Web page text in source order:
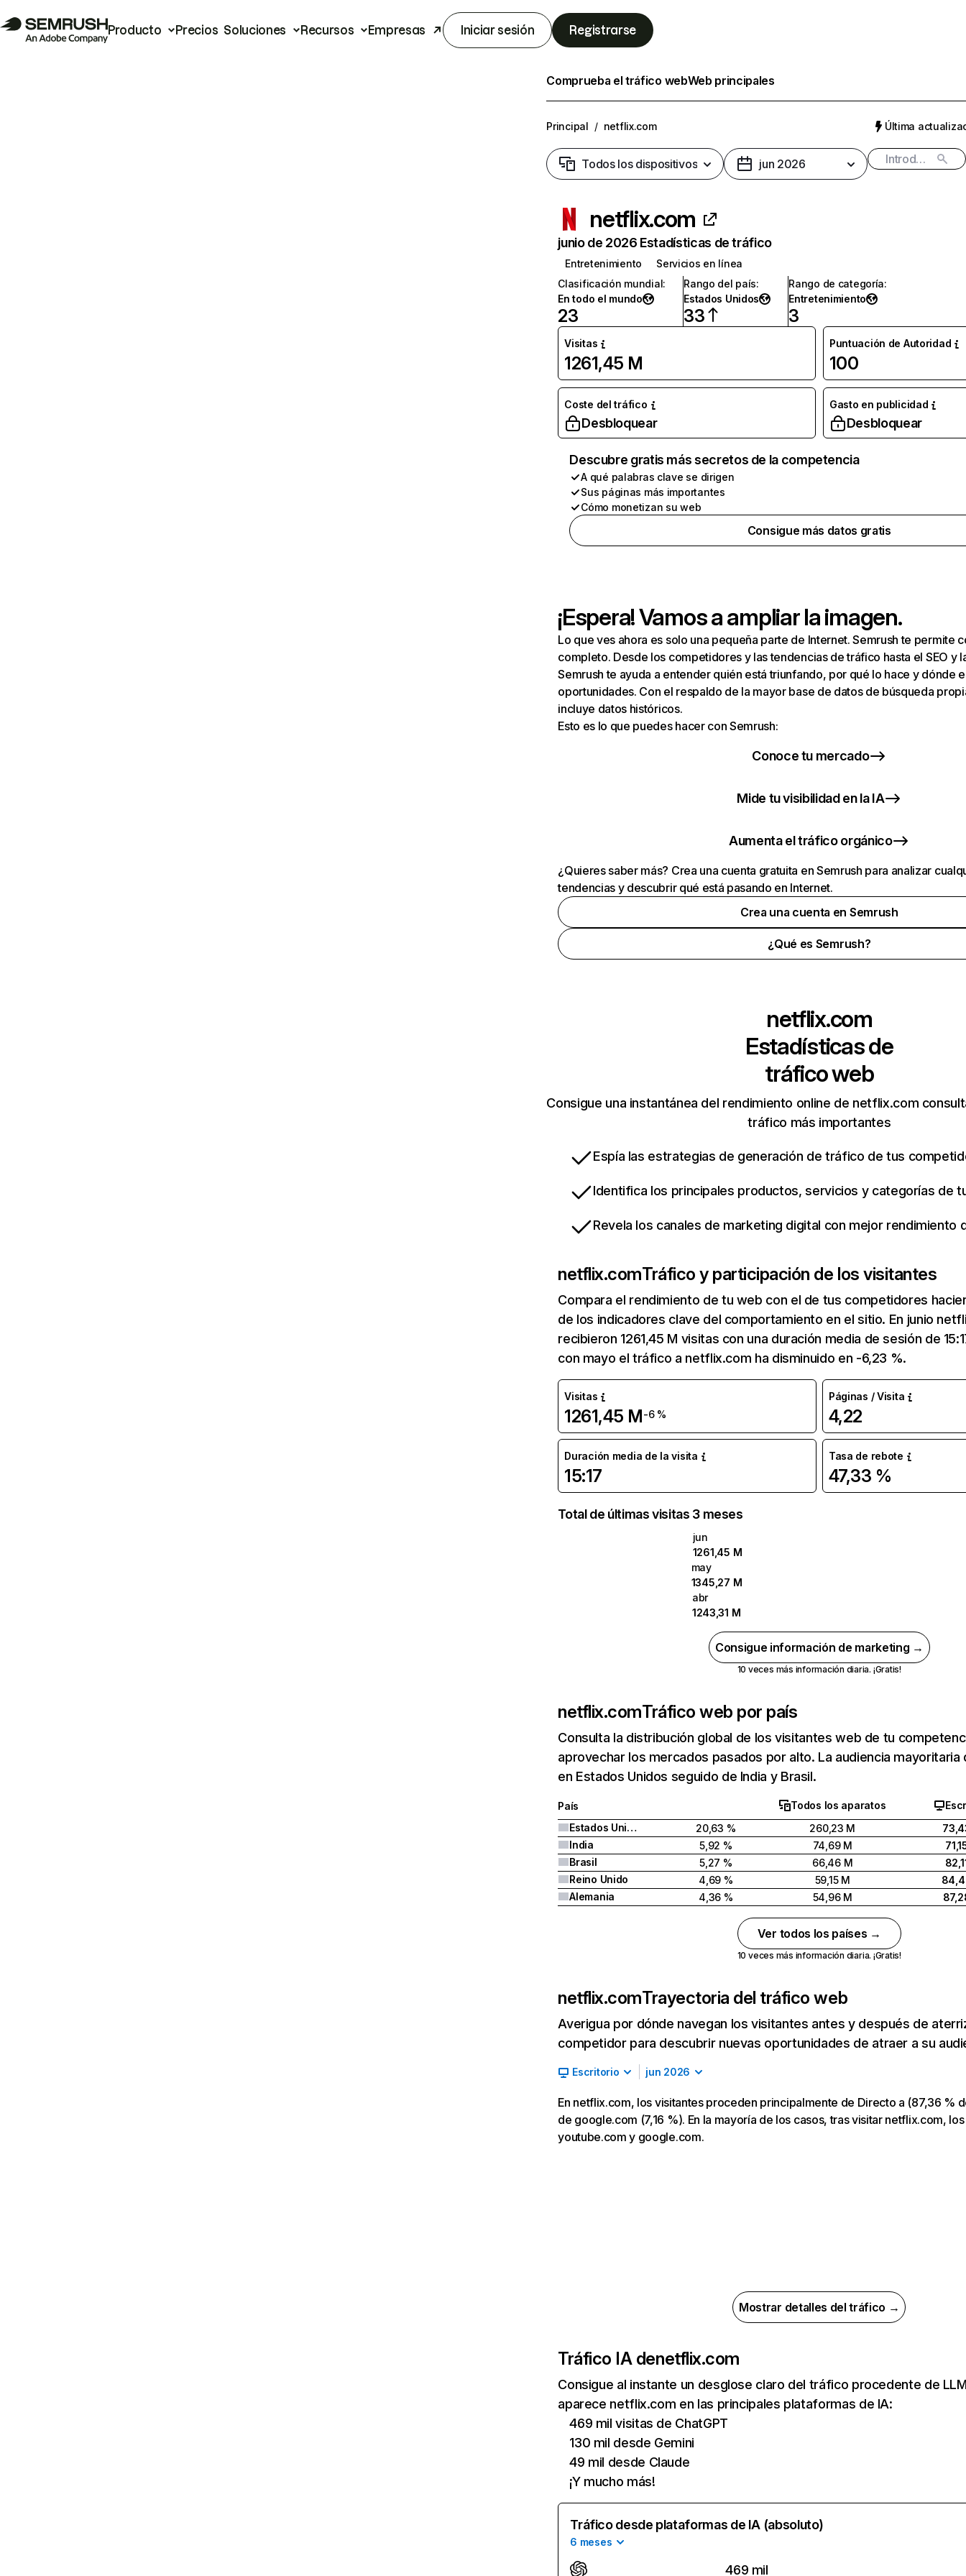
Producto Precios Soluciones Recursos Empresas Iniciar sesión Registrarse
Comprueba el tráfico webWeb principales
Principal / netflix.com Última
Todos los dispositivos jun 2026
netflix.com
junio de 2026 Estadísticas de tráfico
Entretenimiento
Servicios en línea
Clasificación mundial:
En todo el mundo
23
Rango del país:
Estados Unidos
33
Rango de categoría:
Entretenimiento
3
Visitas
1261,45 M
Puntuación de Autoridad
100
Coste del tráfico
Desbloquear
Gasto en publicidad
Desbloquear
Descubre gratis más secretos de la competencia
A qué palabras clave se dirigen
Sus páginas más importantes
Cómo monetizan su web
Consigue más datos gratis
¡Espera! Vamos a ampliar la imagen.
Lo que ves ahora es solo una pequeña parte de Internet. Semrush te permite
completo. Desde los competidores y las tendencias de tráfico hasta el SEO y
Semrush te ayuda a entender quién está triunfando, por qué lo hace y dónde
oportunidades. Con el respaldo de la mayor base de datos de búsqueda
incluye datos históricos.
Esto es lo que puedes hacer con Semrush:
Conoce tu mercado
Mide tu visibilidad en la IA
Aumenta el tráfico orgánico
¿Quieres saber más? Crea una cuenta gratuita en Semrush para analizar
tendencias y descubrir qué está pasando en Internet.
Crea una cuenta en Semrush
¿Qué es Semrush?
netflix.com
Estadísticas de
tráfico web
Consigue una instantánea del rendimiento online de netflix.com
tráfico más importantes
Espía las estrategias de generación de tráfico de tus
Identifica los principales productos, servicios y categorías de
Revela los canales de marketing digital con mejor rendimiento
netflix.comTráfico y participación de los visitantes
Compara el rendimiento de tu web con el de tus competidores
de los indicadores clave del comportamiento en el sitio. En junio
recibieron 1261,45 M visitas con una duración media de sesión de
con mayo el tráfico a netflix.com ha disminuido en -6,23 %.
Visitas
1261,45 M-6 %
Páginas / Visita
4,22
Duración media de la visita
15:17
Tasa de rebote
47,33 %
Total de últimas visitas 3 meses
jun
1261,45 M
may
1345,27 M
abr
1243,31 M
Consigue información de marketing →
10 veces más información diaria. ¡Gratis!
netflix.comTráfico web por país
Consulta la distribución global de los visitantes web de tu
aprovechar los mercados pasados por alto. La audiencia
en Estados Unidos seguido de India y Brasil.
País Todos los aparatos
Estados Unidos
20,63 % 260,23 M
India
5,92 % 74,69 M
Brasil
5,27 % 66,46 M
Reino Unido
4,69 % 59,15 M
Alemania
4,36 % 54,96 M
Ver todos los países →
10 veces más información diaria. ¡Gratis!
netflix.comTrayectoria del tráfico web
Averigua por dónde navegan los visitantes antes y después de
competidor para descubrir nuevas oportunidades de atraer a su
Escritorio jun 2026
En netflix.com, los visitantes proceden principalmente de Directo a (87,36 %
de google.com (7,16 %). En la mayoría de los casos, tras visitar netflix.com,
youtube.com y google.com.
Mostrar detalles del tráfico →
Tráfico IA denetflix.com
Consigue al instante un desglose claro del tráfico procedente de
aparece netflix.com en las principales plataformas de IA:
469 mil visitas de ChatGPT
130 mil desde Gemini
49 mil desde Claude
¡Y mucho más!
Tráfico desde plataformas de IA (absoluto)
6 meses
469 mil